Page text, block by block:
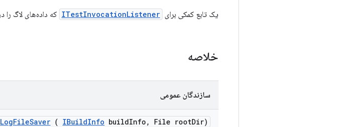
یک تابع کمکی برای ITestInvocationListener که داده‌های لاگ را
خلاصه
سازندگان عمومی
LogFileSaver ( IBuildInfo buildInfo , File rootDir)